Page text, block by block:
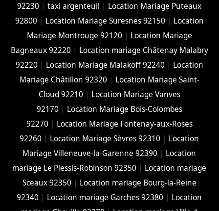
92230 |taxi argenteuil | Location Mariage Puteaux
92800 | Location Mariage Suresnes 92150 | Location
Mariage Montrouge 92120 | Location Mariage
Bagneaux 92220 | Location mariage Châtenay Malabry
92220 | Location Mariage Malakoff 92240 | Location
Mariage Châtillon 92320 | Location Mariage Saint-
Cloud 92210 | Location Mariage Vanves
92170 | Location Mariage Bois-Colombes
92270 | Location Mariage Fontenay-aux-Roses
92260 | Location Mariage Sèvres 92310 | Location
Mariage Villeneuve-la-Garenne 92390 | Location
mariage Le Plessis-Robinson 92350 | Location mariage
Sceaux 92350 | Location mariage Bourg-la-Reine
92340 | Location mariage Garches 92380 | Location